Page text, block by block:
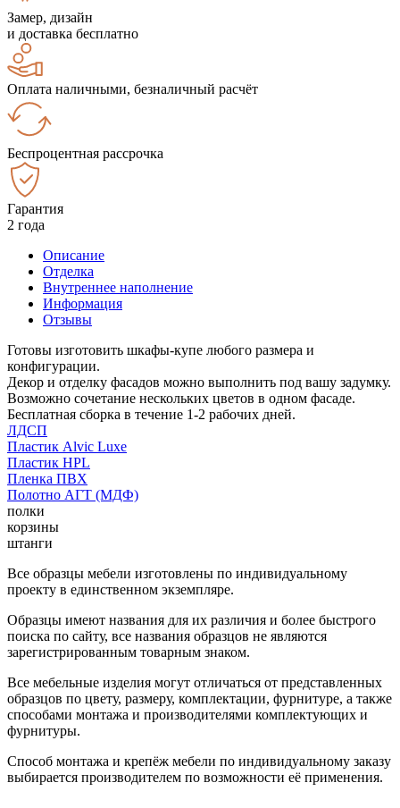
Замер, дизайн
и доставка бесплатно
Оплата наличными, безналичный расчёт
Беспроцентная рассрочка
Гарантия
2 года
Описание
Отделка
Внутреннее наполнение
Информация
Отзывы
Готовы изготовить шкафы-купе любого размера и
конфигурации.
Декор и отделку фасадов можно выполнить под вашу задумку.
Возможно сочетание нескольких цветов в одном фасаде.
Бесплатная сборка в течение 1-2 рабочих дней.
ЛДСП
Пластик Alvic Luxe
Пластик HPL
Пленка ПВХ
Полотно АГТ (МДФ)
полки
корзины
штанги
Все образцы мебели изготовлены по индивидуальному
проекту в единственном экземпляре.
Образцы имеют названия для их различия и более быстрого
поиска по сайту, все названия образцов не являются
зарегистрированным товарным знаком.
Все мебельные изделия могут отличаться от представленных
образцов по цвету, размеру, комплектации, фурнитуре, а также
способами монтажа и производителями комплектующих и
фурнитуры.
Способ монтажа и крепёж мебели по индивидуальному заказу
выбирается производителем по возможности её применения.